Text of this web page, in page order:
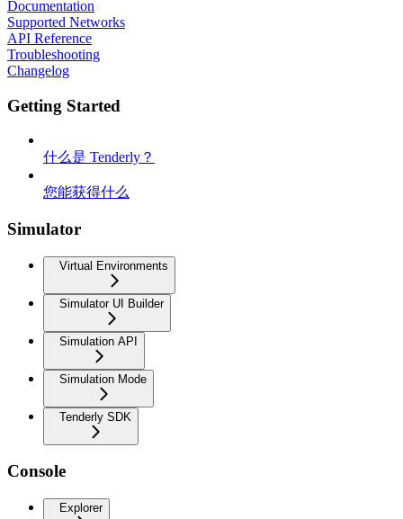
Documentation
Supported Networks
API Reference
Troubleshooting
Changelog
Getting Started
什么是 Tenderly？
您能获得什么
Simulator
Virtual Environments
Simulator UI Builder
Simulation API
Simulation Mode
Tenderly SDK
Console
Explorer